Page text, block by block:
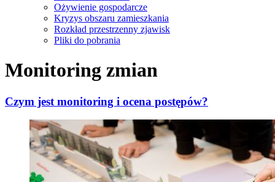
Ożywienie gospodarcze
Kryzys obszaru zamieszkania
Rozkład przestrzenny zjawisk
Pliki do pobrania
Monitoring zmian
Czym jest monitoring i ocena postępów?